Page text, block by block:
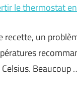
le thermostat
recette, un
Beaucoup